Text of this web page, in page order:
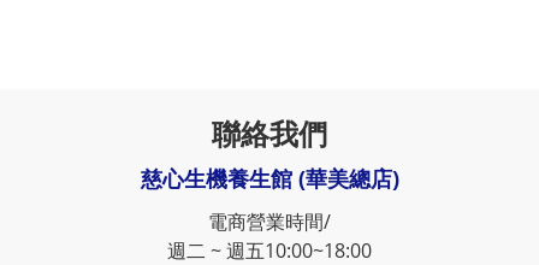
聯絡我們
慈心生機養生館 (華美總店)
電商營業時間/
週二 ~ 週五10:00~18:00